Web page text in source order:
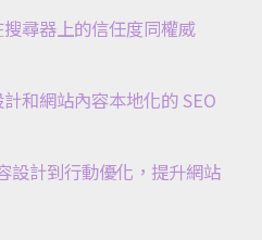
尋器上的信任度同權威
和網站內容本地化的 SEO
設計到行動優化，提升網站